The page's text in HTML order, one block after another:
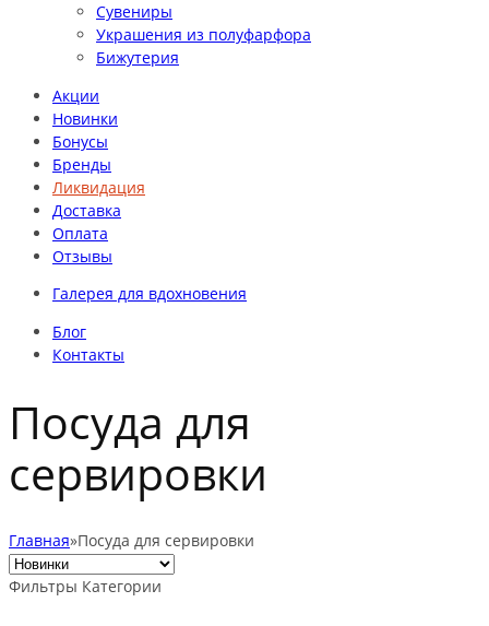
Сувениры
Украшения из полуфарфора
Бижутерия
Акции
Новинки
Бонусы
Бренды
Ликвидация
Доставка
Оплата
Отзывы
Галерея для вдохновения
Блог
Контакты
Посуда для
сервировки
Главная»Посуда для сервировки
Фильтры Категории